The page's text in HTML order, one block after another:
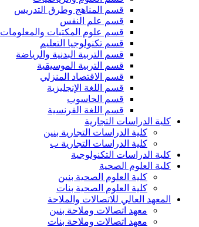
قسم المناهج وطرق التدريس
قسم علم النفس
قسم علوم المكتبات والمعلومات
قسم تكنولوجيا التعليم
قسم التربية البدنية والرياضة
قسم التربية الموسيقية
قسم الاقتصاد المنزلي
قسم اللغة الإنجليزية
قسم الحاسوب
قسم اللغة الفرنسية
كلية الدراسات التجارية
كلية الدراسات التجارية بنين
كلية الدراسات التجارية ب
كلية الدراسات التكنولوجية
كلية العلوم الصحية
كلية العلوم الصحية بنين
كلية العلوم الصحية بنات
المعهد العالي للاتصالات والملاحة
معهد اتصالات وملاحة بنين
معهد اتصالات وملاحة بنات